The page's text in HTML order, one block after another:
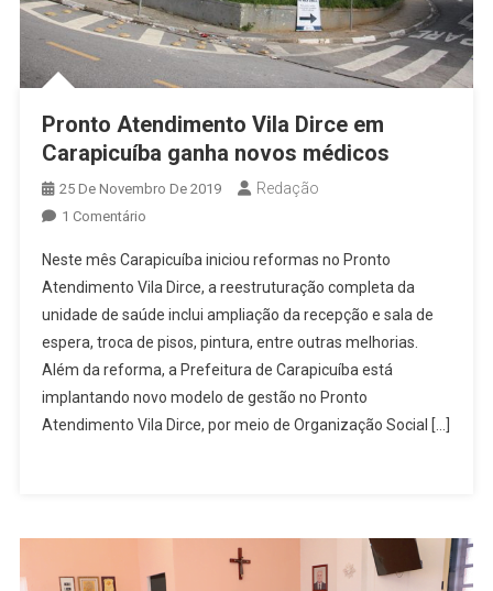
Pronto Atendimento Vila Dirce em
Carapicuíba ganha novos médicos
25 De Novembro De 2019 Redação
1 ComentárioEm
Atendimento
Vila
Dirce
Em
Carapicuíba
Ganha
Novos
Neste mês Carapicuíba iniciou reformas no Pronto
Atendimento Vila Dirce, a reestruturação completa da
unidade de saúde inclui ampliação da recepção e sala de
espera, troca de pisos, pintura, entre outras melhorias.
Além da reforma, a Prefeitura de Carapicuíba está
implantando novo modelo de gestão no Pronto
Atendimento Vila Dirce, por meio de Organização Social […]